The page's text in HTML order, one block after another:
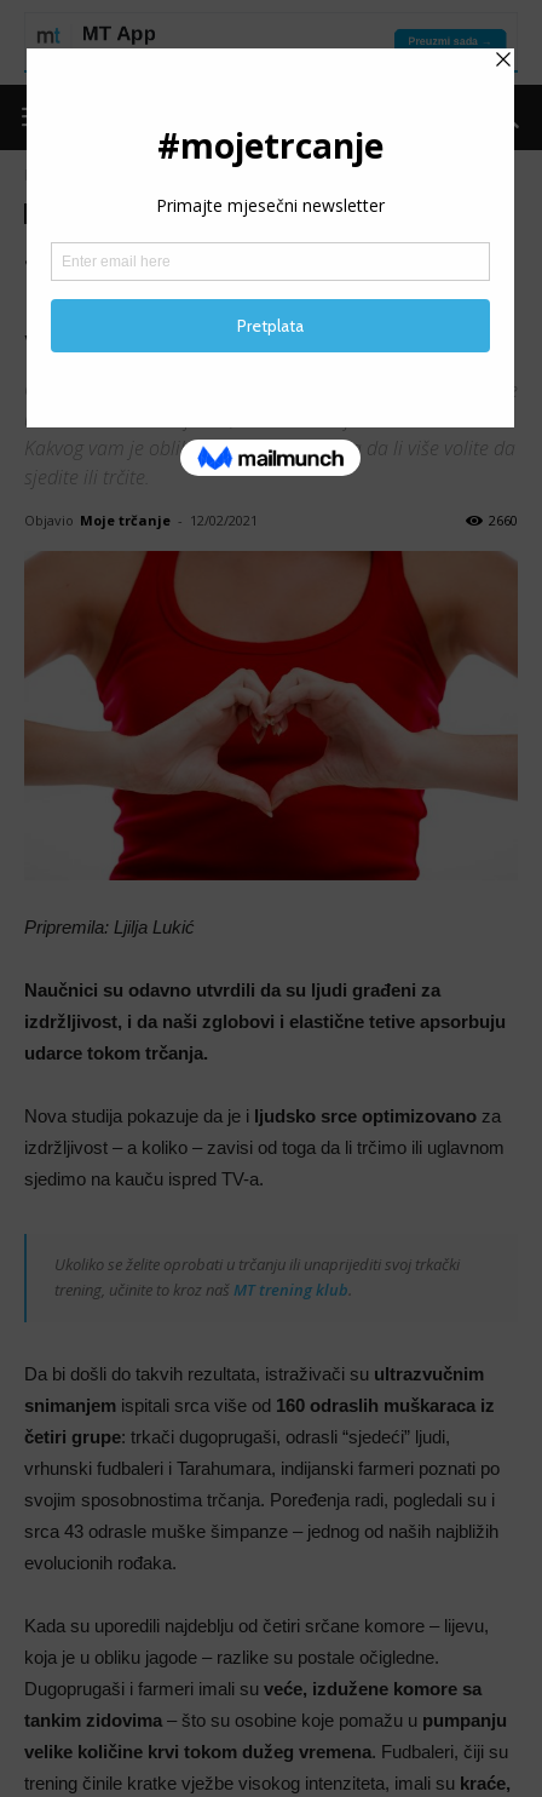
Ostalo Put do forme Trening
SRČANA ADAPTACIJA:
Kakav vam je život, takvo
vam je srce
utiče neuzvraćena ljubav, već redovna fizička aktivnost.
Kakvog vam je oblika srce, zavisi od toga da li više volite da
sjedite ili trčite.
Objavio Moje trčanje - 12/02/2021 2660
Pripremila: Ljilja Lukić
Naučnici su odavno utvrdili da su ljudi građeni za
izdržljivost, i da naši zglobovi i elastične tetive apsorbuju
udarce tokom trčanja.
Nova studija pokazuje da je i ljudsko srce optimizovano za
izdržljivost – a koliko – zavisi od toga da li trčimo ili uglavnom
sjedimo na kauču ispred TV-a.
Ukoliko se želite oprobati u trčanju ili unaprijediti svoj trkački
trening, učinite to kroz naš MT trening klub.
Da bi došli do takvih rezultata, istraživači su ultrazvučnim
snimanjem ispitali srca više od 160 odraslih muškaraca iz
četiri grupe: trkači dugoprugaši, odrasli “sjedeći” ljudi,
vrhunski fudbaleri i Tarahumara, indijanski farmeri poznati po
svojim sposobnostima trčanja. Poređenja radi, pogledali su i
srca 43 odrasle muške šimpanze – jednog od naših najbližih
evolucionih rođaka.
Kada su uporedili najdeblju od četiri srčane komore – lijevu,
koja je u obliku jagode – razlike su postale očigledne.
Dugoprugaši i farmeri imali su veće, izdužene komore sa
tankim zidovima – što su osobine koje pomažu u pumpanju
velike količine krvi tokom dužeg vremena. Fudbaleri, čiji su
trening činile kratke vježbe visokog intenziteta, imali su kraće,